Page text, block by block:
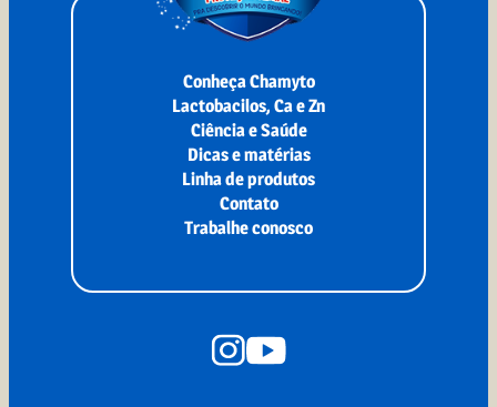
Conheça Chamyto
Lactobacilos, Ca e Zn
Ciência e Saúde
Dicas e matérias
Linha de produtos
Contato
Trabalhe conosco